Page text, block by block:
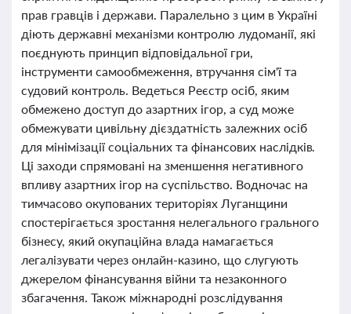
прав гравців і держави. Паралельно з цим в Україні
діють державні механізми контролю лудоманії, які
поєднують принцип відповідальної гри,
інструменти самообмеження, втручання сім'ї та
судовий контроль. Ведеться Реєстр осіб, яким
обмежено доступ до азартних ігор, а суд може
обмежувати цивільну дієздатність залежних осіб
для мінімізації соціальних та фінансових наслідків.
Ці заходи спрямовані на зменшення негативного
впливу азартних ігор на суспільство. Водночас на
тимчасово окупованих територіях Луганщини
спостерігається зростання нелегального грального
бізнесу, який окупаційна влада намагається
легалізувати через онлайн-казино, що слугують
джерелом фінансування війни та незаконного
збагачення. Також міжнародні розслідування